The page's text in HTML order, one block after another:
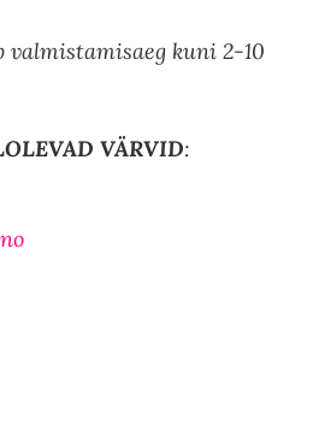
valmistamisaeg kuni 2-10
VÄRVID: